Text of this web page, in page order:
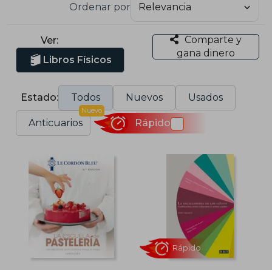
Ordenar por
Ver:
Libros Físicos
Comparte y
gana dinero
Estado: Todos Nuevos Usados
Anticuarios
Nuevo
Rápido